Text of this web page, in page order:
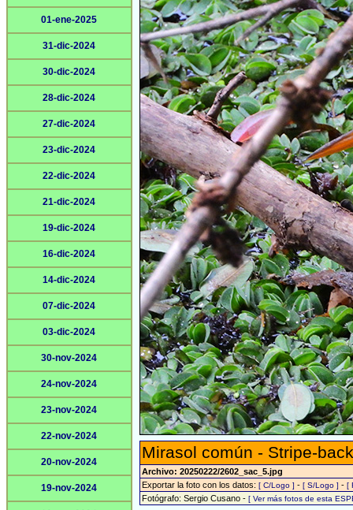
01-ene-2025
31-dic-2024
30-dic-2024
28-dic-2024
27-dic-2024
23-dic-2024
22-dic-2024
21-dic-2024
19-dic-2024
16-dic-2024
14-dic-2024
07-dic-2024
03-dic-2024
30-nov-2024
24-nov-2024
23-nov-2024
22-nov-2024
20-nov-2024
19-nov-2024
Mirasol común - Stripe-
Archivo: 20250222/2602_sac_5.jpg
Exportar la foto con los datos: [ C/Logo ] - [ S/Logo ] - [
Fotógrafo: Sergio Cusano - [ Ver más fotos de esta